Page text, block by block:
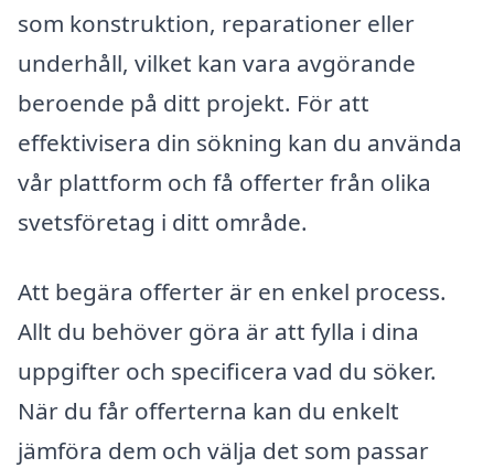
som konstruktion, reparationer eller
underhåll, vilket kan vara avgörande
beroende på ditt projekt. För att
effektivisera din sökning kan du använda
vår plattform och få offerter från olika
svetsföretag i ditt område.
Att begära offerter är en enkel process.
Allt du behöver göra är att fylla i dina
uppgifter och specificera vad du söker.
När du får offerterna kan du enkelt
jämföra dem och välja det som passar